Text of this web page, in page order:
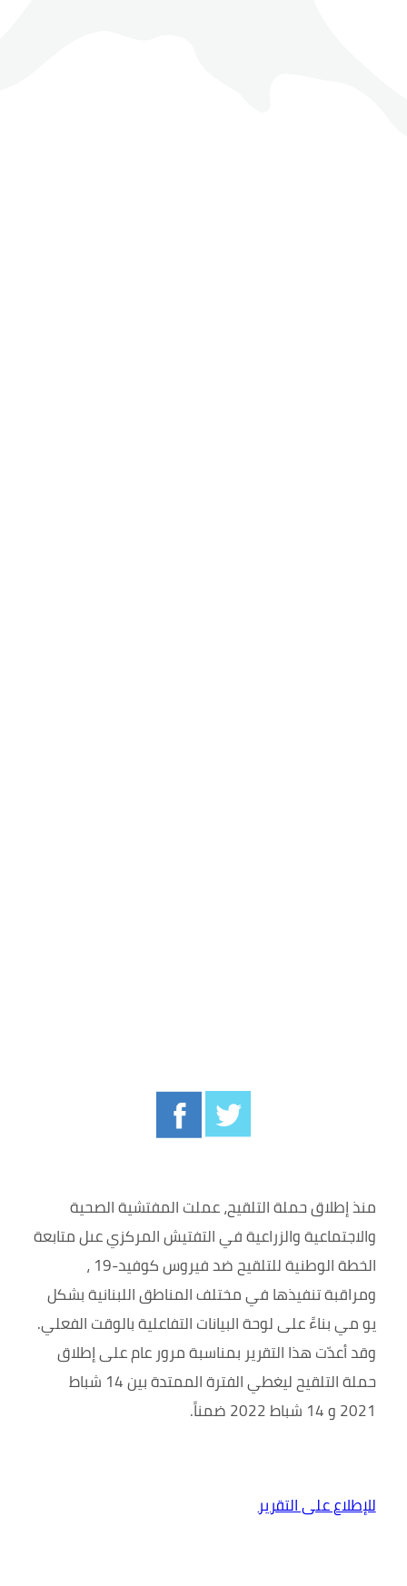
منذ إطلاق حملة التلقيح، عملت المفتشية الصحية
والاجتماعية والزراعية في التفتيش المركزي عىل متابعة
الخطة الوطنية للتلقيح ضد فيروس كوفيد-19 ،
ومراقبة تنفيذها في مختلف المناطق اللبنانية بشكل
يو مي بناءً على لوحة البيانات التفاعلية بالوقت الفعلي.
وقد أعدّت هذا التقرير بمناسبة مرور عام على إطلاق
حملة التلقيح ليغطي الفترة الممتدة بين 14 شباط
2021 و 14 شباط 2022 ضمناً.
للإطلاع على التقرير